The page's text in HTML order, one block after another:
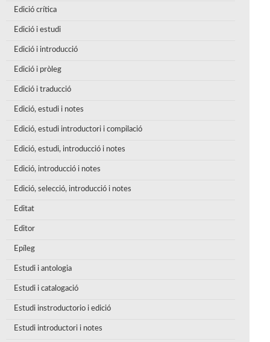
Edició crítica
Edició i estudi
Edició i introducció
Edició i pròleg
Edició i traducció
Edició, estudi i notes
Edició, estudi introductori i compilació
Edició, estudi, introducció i notes
Edició, introducció i notes
Edició, selecció, introducció i notes
Editat
Editor
Epíleg
Estudi i antologia
Estudi i catalogació
Estudi instroductorio i edició
Estudi introductori i notes